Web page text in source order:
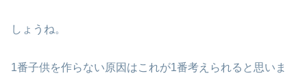
しょうね。
1番子供を作らない原因はこれが1番考えられると思いま